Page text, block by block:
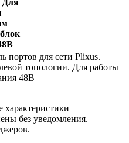
портов для сети Plixus.
топологии. Для работы
48В
характеристики
без уведомления.